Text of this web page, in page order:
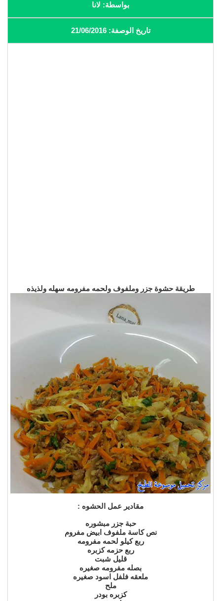
بواسطة: لانا
تاريخ الوصفة: 21/06/2016
طريقة حشوة جزر وملفوف ولحمه مفرومه سهله ولذيذه
مقادير عمل الحشوه :
حبة جزر مبشوره
نص كاسة ملفوف ابيض مفروم
ربع كيلو لحمه مفرومه
ربع حزمه كزبره
قليل شبت
بصله مفرومه صغيره
ملعقه فلفل اسود صغيره
ملح
كزبره بودر